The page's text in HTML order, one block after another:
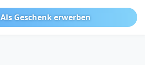
Als Geschenk erwerben